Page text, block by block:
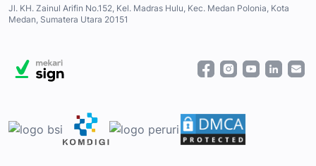
Jl. KH. Zainul Arifin No.152, Kel. Madras Hulu, Kec. Medan Polonia, Kota
Medan, Sumatera Utara 20151